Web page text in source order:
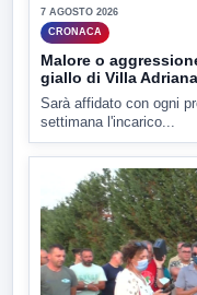
7 AGOSTO 2026
CRONACA
Malore o
giallo di Villa Adriana
Sarà affidato con ogni
settimana l'incarico...